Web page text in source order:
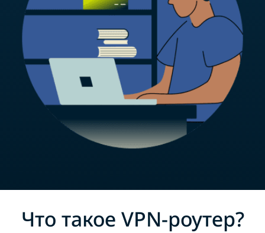
Что такое VPN-роутер?